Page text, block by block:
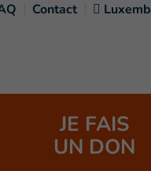
Contact
JE FAIS
UN DON